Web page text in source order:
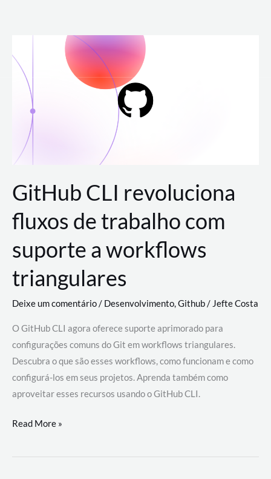
para
conteúdo
GitHub CLI revoluciona
fluxos de trabalho com
suporte a workflows
triangulares
Deixe um comentário/ Desenvolvimento,Github/ Jefte Costa
O GitHub CLI agora oferece suporte aprimorado para
configurações comuns do Git em workflows triangulares.
Descubra o que são esses workflows, como funcionam e como
configurá-los em seus projetos. Aprenda também como
aproveitar esses recursos usando o GitHub CLI.
GitHub
revoluciona
Read More »